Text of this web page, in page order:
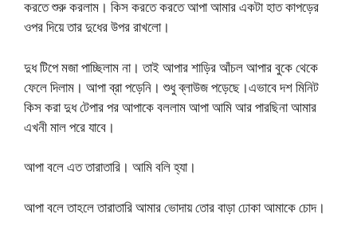
করতে শুরু করলাম। কিস করতে করতে আপা আমার একটা হাত কাপড়ের
ওপর দিয়ে তার দুধের উপর রাখলো।
দুধ টিপে মজা পাচ্ছিলাম না। তাই আপার শাড়ির আঁচল আপার বুকে থেকে
ফেলে দিলাম। আপা ব্রা পড়েনি। শুধু ব্লাউজ পড়েছে।এভাবে দশ মিনিট
কিস করা দুধ টেপার পর আপাকে বললাম আপা আমি আর পারছিনা আমার
এখনী মাল পরে যাবে।
আপা বলে এত তারাতারি। আমি বলি হ্যা।
আপা বলে তাহলে তারাতারি আমার ভোদায় তোর বাড়া ঢোকা আমাকে চোদ।